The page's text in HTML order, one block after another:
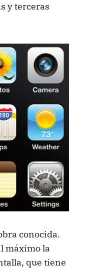
y terceras
conocida.
máximo la
que tiene